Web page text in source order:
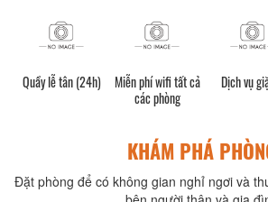
Quầy lễ tân (24h)
Miễn phí wifi tất cả
các phòng
Dịch vụ
KHÁM PHÁ
Đặt phòng để có không gian nghỉ ngơi và